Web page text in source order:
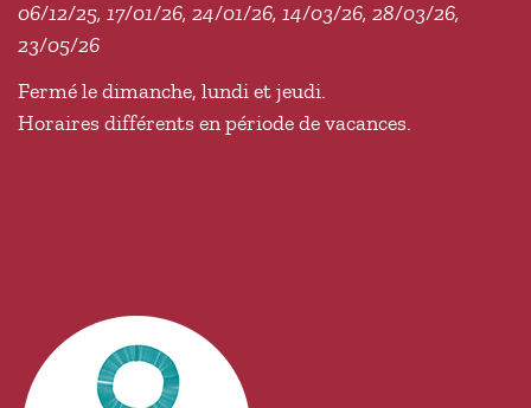
06/12/25, 17/01/26, 24/01/26, 14/03/26, 28/03/26,
23/05/26
Fermé le dimanche, lundi et jeudi.
Horaires différents en période de vacances.